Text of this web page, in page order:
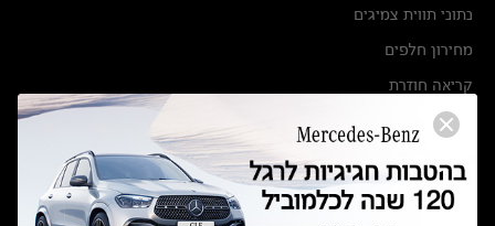
נתוני תווית צמיגים
מחירון חלפים
קריאה חוזרת
הודעה על הטבות לרכבי מרצדס בהסדר פשרה בתצ 56447-02-19
תקנון ימי מכירות 120 לכלמוביל